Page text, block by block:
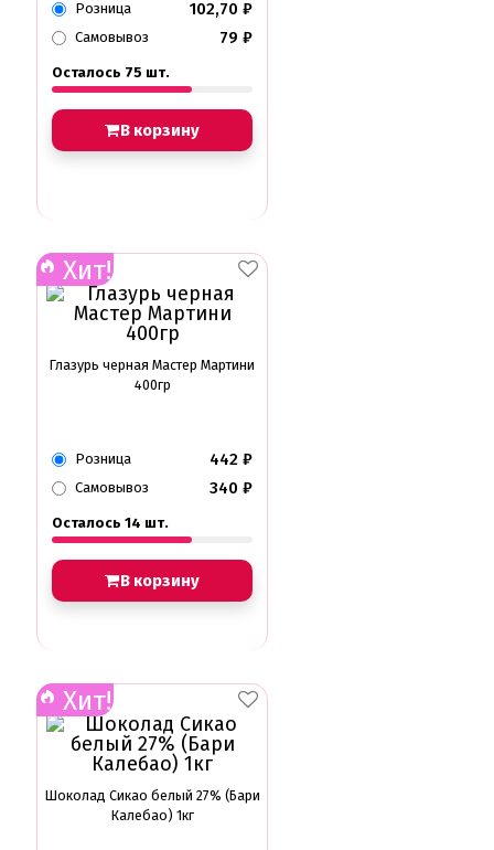
Розница 102,70 ₽
Самовывоз 79 ₽
Осталось 75 шт.
В корзину
Хит!
Глазурь черная Мастер Мартини
400гр
Розница 442 ₽
Самовывоз 340 ₽
Осталось 14 шт.
В корзину
Хит!
Шоколад Сикао белый 27% (Бари
Калебао) 1кг